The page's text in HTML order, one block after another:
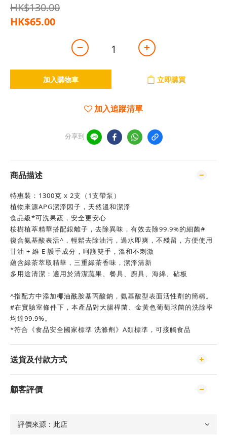
HK$130.00
HK$65.00
加入購物車 立即購買
加入追蹤清單
分享到
商品描述
特惠裝：1300克 x 2支（1支帶泵）
植物來源APG潔淨因子，天然溫和潔淨
食品級*可洗果蔬，安全更安心
桉樹植萃精華搭配銀離子，去除異味，有效去除99.9%的細菌#
復合氨基酸表活^，輕鬆去除油污，過水即爽，不殘留，方便使用
甘油 + 維 E 護手成分，呵護雙手，溫和不刺激
蘊含綠茶萃取精華，三重綠茶香味，潔淨清新
多用途清潔：適用於清潔蔬果、餐具、廚具、海綿、砧板
^指配方中添加椰油酰胺基丙酸鈉，氨基酸型表面活性劑的簡稱。
#在實驗室條件下，本產品對大腸桿菌、金黃色葡萄球菌的洗除率
均達99.9%。
*符合《食品安全國家標準 洗滌劑》A類標準，可接觸食品
送貨及付款方式
顧客評價